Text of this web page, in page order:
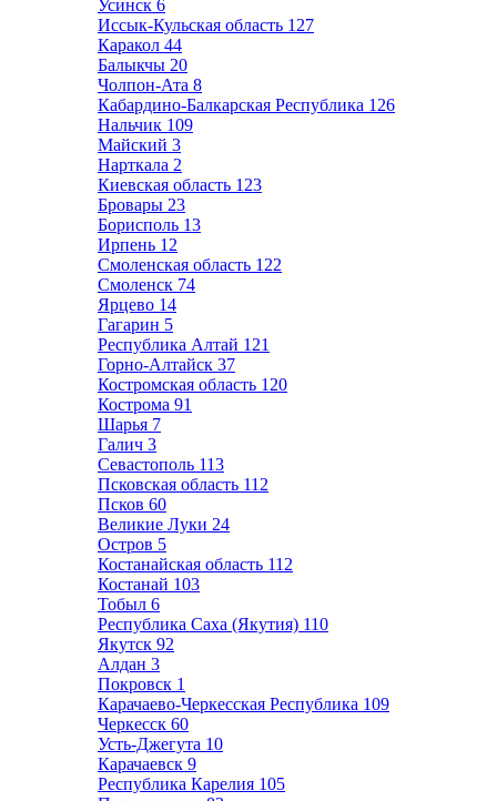
Усинск 6
Иссык-Кульская область 127
Каракол 44
Балыкчы 20
Чолпон-Ата 8
Кабардино-Балкарская Республика 126
Нальчик 109
Майский 3
Нарткала 2
Киевская область 123
Бровары 23
Борисполь 13
Ирпень 12
Смоленская область 122
Смоленск 74
Ярцево 14
Гагарин 5
Республика Алтай 121
Горно-Алтайск 37
Костромская область 120
Кострома 91
Шарья 7
Галич 3
Севастополь 113
Псковская область 112
Псков 60
Великие Луки 24
Остров 5
Костанайская область 112
Костанай 103
Тобыл 6
Республика Саха (Якутия) 110
Якутск 92
Алдан 3
Покровск 1
Карачаево-Черкесская Республика 109
Черкесск 60
Усть-Джегута 10
Карачаевск 9
Республика Карелия 105